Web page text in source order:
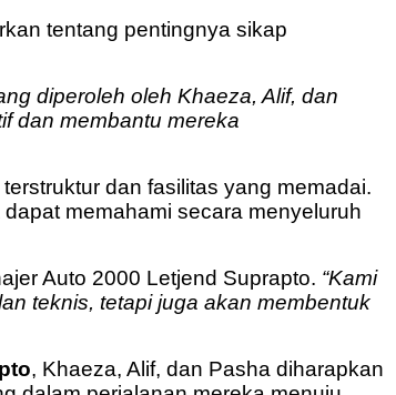
tentang pentingnya sikap
diperoleh oleh Khaeza, Alif, dan
dan membantu mereka
dan fasilitas yang memadai.
memahami secara menyeluruh
Auto 2000 Letjend Suprapto. “Kami
teknis, tetapi juga akan membentuk
, Khaeza, Alif, dan Pasha diharapkan